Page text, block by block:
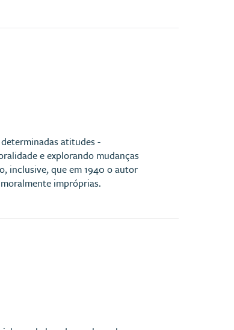
atitudes -
e explorando mudanças
inclusive, que em 1940 o autor
impróprias.